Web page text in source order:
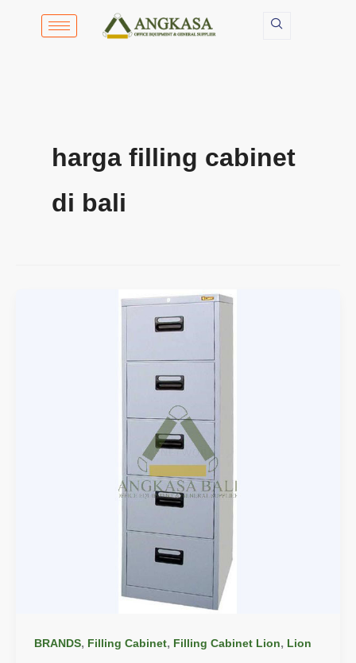
harga filling cabinet
di bali
BRANDS, Filling Cabinet, Filling Cabinet Lion, Lion